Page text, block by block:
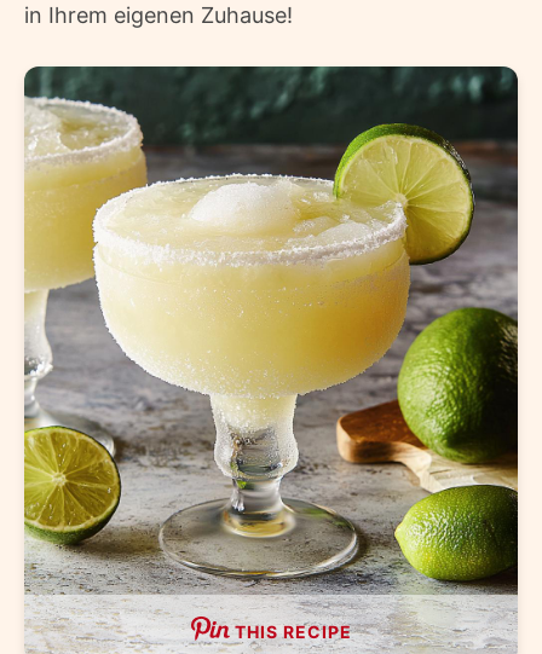
in Ihrem eigenen Zuhause!
THIS RECIPE